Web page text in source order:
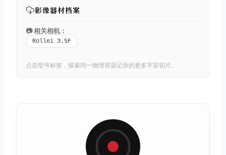
影像器材档案
📷 相关相机：
Rollei 3.5F
点击型号标签，探索同一物理容器记录的更多宇宙切片。